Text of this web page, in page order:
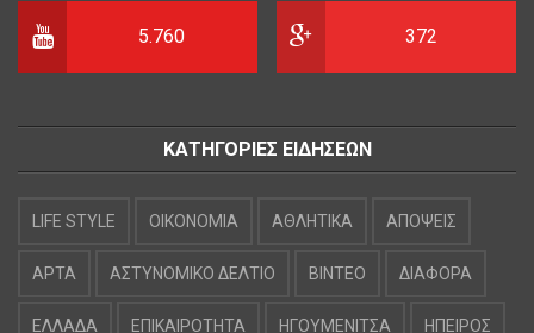
5.760 372
ΚΑΤΗΓΟΡΙΕΣ ΕΙΔΗΣΕΩΝ
LIFE STYLE OIKONOMIA ΑΘΛΗΤΙΚΑ ΑΠΟΨΕΙΣ
ΑΡΤΑ ΑΣΤΥΝΟΜΙΚΟ ΔΕΛΤΙΟ ΒΙΝΤΕΟ ΔΙΑΦΟΡΑ
ΕΛΛΑΔΑ ΕΠΙΚΑΙΡΟΤΗΤΑ ΗΓΟΥΜΕΝΙΤΣΑ ΗΠΕΙΡΟΣ